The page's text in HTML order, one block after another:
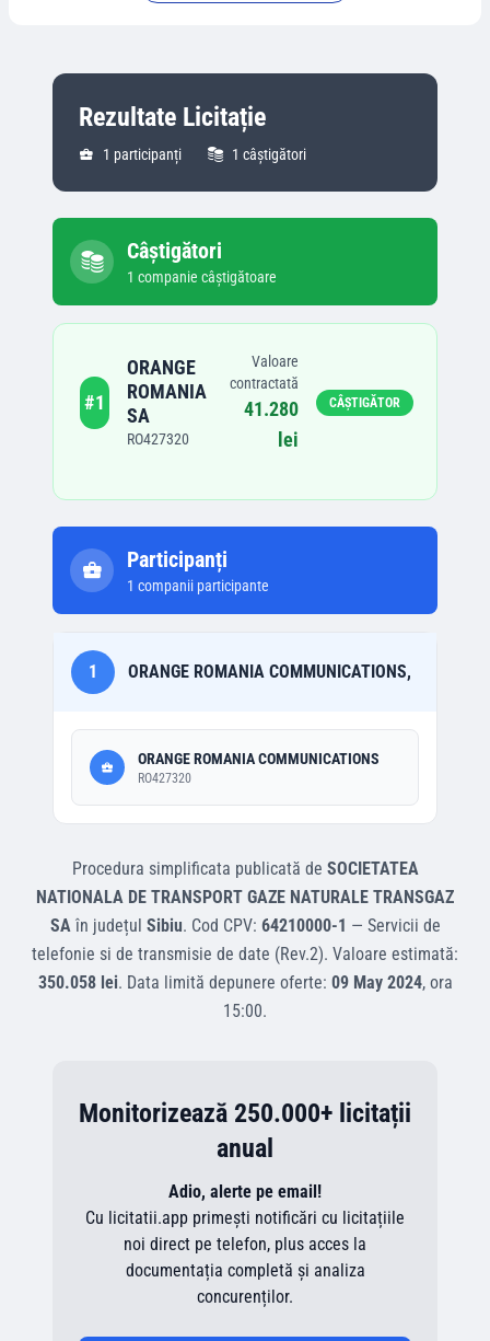
Rezultate Licitație
1 participanți 1 câștigători
Câștigători
1 companie câștigătoare
#1
ORANGE
ROMANIA
SA
RO427320
Valoare
contractată
41.280
lei
CÂȘTIGĂTOR
Participanți
1 companii participante
1 ORANGE ROMANIA COMMUNICATIONS,
ORANGE ROMANIA COMMUNICATIONS
RO427320
Procedura simplificata publicată de SOCIETATEA
NATIONALA DE TRANSPORT GAZE NATURALE TRANSGAZ
SAîn județul Sibiu. Cod CPV: 64210000-1 — Servicii de
telefonie si de transmisie de date (Rev.2). Valoare estimată:
350.058 lei. Data limită depunere oferte: 09 May 2024, ora
15:00.
Monitorizează 250.000+ licitații
anual
Adio, alerte pe email!
Cu licitatii.app primești notificări cu licitațiile
noi direct pe telefon, plus acces la
documentația completă și analiza
concurenților.